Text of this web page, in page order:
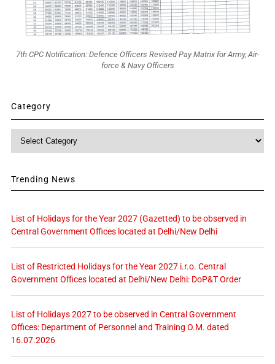
7th CPC Notification: Defence Officers Revised Pay Matrix for Army, Air-
force & Navy Officers
Category
Category
Trending News
List of Holidays for the Year 2027 (Gazetted) to be observed in
Central Government Offices located at Delhi/New Delhi
List of Restricted Holidays for the Year 2027 i.r.o. Central
Government Offices located at Delhi/New Delhi: DoP&T Order
List of Holidays 2027 to be observed in Central Government
Offices: Department of Personnel and Training O.M. dated
16.07.2026